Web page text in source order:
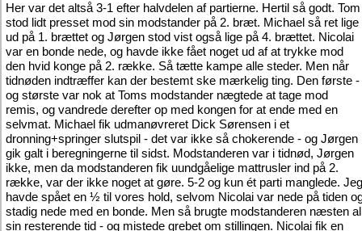
Her var det altså 3-1 efter halvdelen af partierne. Hertil så godt. Tom
stod lidt presset mod sin modstander på 2. bræt. Michael så ret lige
ud på 1. brættet og Jørgen stod vist også lige på 4. brættet. Nicolai
var en bonde nede, og havde ikke fået noget ud af at trykke mod
den hvid konge på 2. række. Så tætte kampe alle steder. Men når
tidnøden indtræffer kan der bestemt ske mærkelig ting. Den første -
og største var nok at Toms modstander nægtede at tage mod
remis, og vandrede derefter op med kongen for at ende med en
selvmat. Michael fik udmanøvreret Dick Sørensen i et
dronning+springer slutspil - det var ikke så chokerende - og Jørgen
gik galt i beregningerne til sidst. Modstanderen var i tidnød, Jørgen
ikke, men da modstanderen fik uundgåelige mattrusler ind på 2.
række, var der ikke noget at gøre. 5-2 og kun ét parti manglede. Jeg
havde spået en ½ til vores hold, selvom Nicolai var nede på tiden
stadig nede med en bonde. Men så brugte modstanderen næsten al
sin resterende tid - og mistede grebet om stillingen. Nicolai fik en